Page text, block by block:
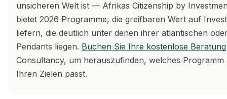
unsicheren Welt ist — Afrikas Citizenship by
bietet 2026 Programme, die greifbaren Wert auf
liefern, die deutlich unter denen ihrer atlantischen
Pendants liegen. Buchen Sie Ihre kostenlose Beratung
Consultancy, um herauszufinden, welches Programm
Ihren Zielen passt.